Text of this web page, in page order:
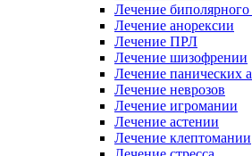
Лечение биполярного
Лечение анорексии
Лечение ПРЛ
Лечение шизофрении
Лечение панических
Лечение неврозов
Лечение игромании
Лечение астении
Лечение клептомании